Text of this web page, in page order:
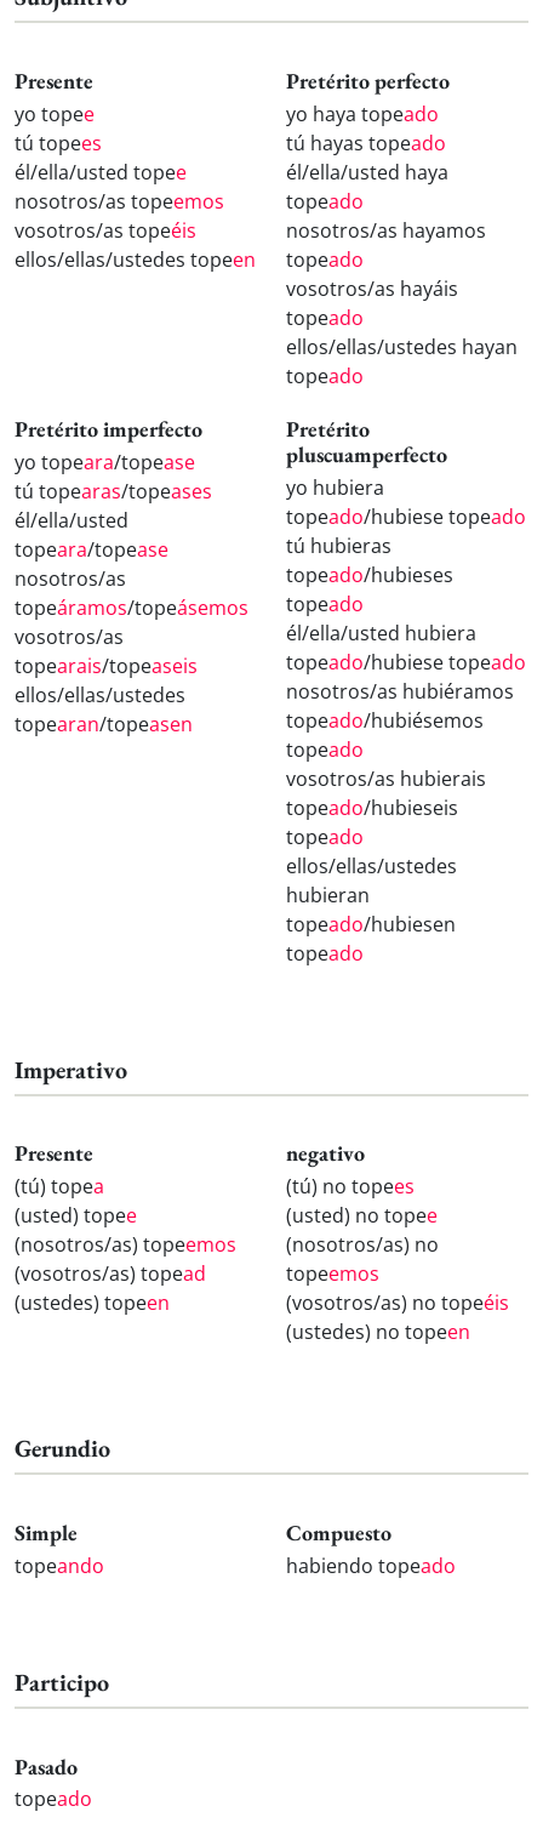
Presente
yo topee
tú topees
él/ella/usted topee
nosotros/as topeemos
vosotros/as topeéis
ellos/ellas/ustedes topeen
Pretérito perfecto
yo haya topeado
tú hayas topeado
él/ella/usted haya
topeado
nosotros/as hayamos
topeado
vosotros/as hayáis
topeado
ellos/ellas/ustedes hayan
topeado
Pretérito imperfecto
yo topeara/topease
tú topearas/topeases
él/ella/usted
topeara/topease
nosotros/as
topeáramos/topeásemos
vosotros/as
topearais/topeaseis
ellos/ellas/ustedes
topearan/topeasen
Pretérito
pluscuamperfecto
yo hubiera
topeado/hubiese topeado
tú hubieras
topeado/hubieses
topeado
él/ella/usted hubiera
topeado/hubiese topeado
nosotros/as hubiéramos
topeado/hubiésemos
topeado
vosotros/as hubierais
topeado/hubieseis
topeado
ellos/ellas/ustedes
hubieran
topeado/hubiesen
topeado
Imperativo
Presente
(tú) topea
(usted) topee
(nosotros/as) topeemos
(vosotros/as) topead
(ustedes) topeen
negativo
(tú) no topees
(usted) no topee
(nosotros/as) no
topeemos
(vosotros/as) no topeéis
(ustedes) no topeen
Gerundio
Simple
topeando
Compuesto
habiendo topeado
Participo
Pasado
topeado